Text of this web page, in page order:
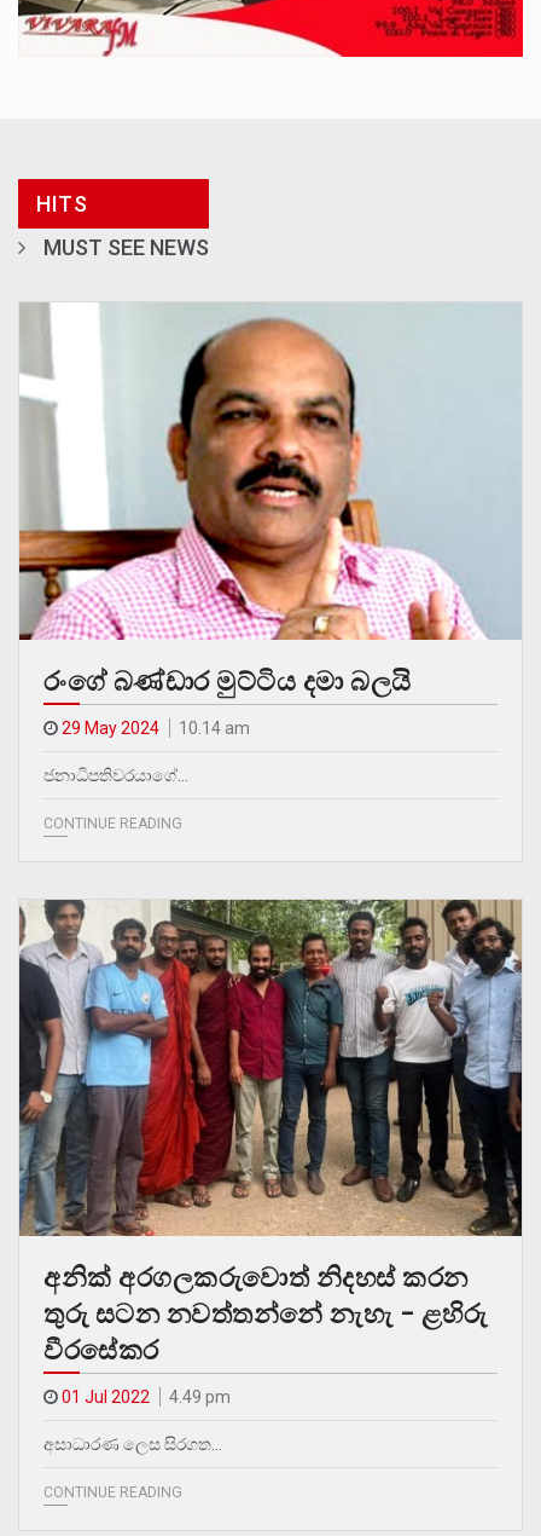
HITS
MUST SEE NEWS
රංගේ බණ්ඩාර මුට්ටිය දමා බලයි
29 May 2024 10.14 am
ජනාධිපතිවරයාගේ…
CONTINUE READING
අනික් අරගලකරුවොත් නිදහස් කරන
තුරු සටන නවත්තන්නේ නැහැ – ළහිරු
වීරසේකර
01 Jul 2022 4.49 pm
අසාධාරණ ලෙස සිරගත…
CONTINUE READING